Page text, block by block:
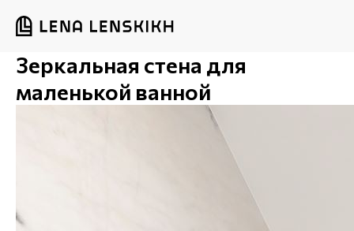
Зеркальная стена для
маленькой ванной